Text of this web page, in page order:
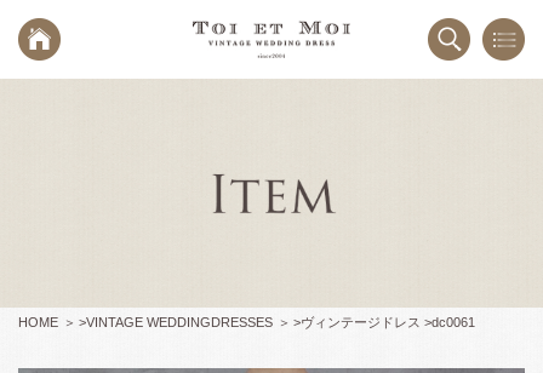
HOME >VINTAGE WEDDINGDRESSES >ヴィンテージドレス >dc0061